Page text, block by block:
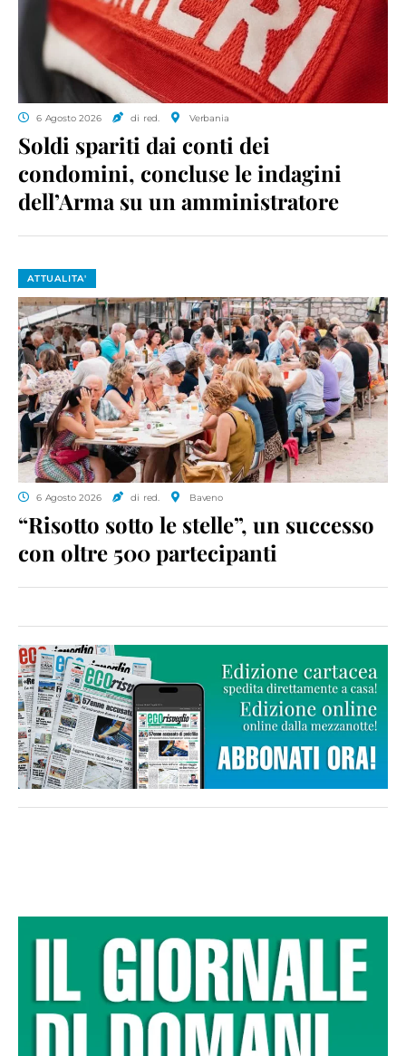
6 Agosto 2026 di red. Verbania
Soldi spariti dai conti dei
condomini, concluse le indagini
dell’Arma su un amministratore
ATTUALITA'
6 Agosto 2026 di red. Baveno
“Risotto sotto le stelle”, un successo
con oltre 500 partecipanti